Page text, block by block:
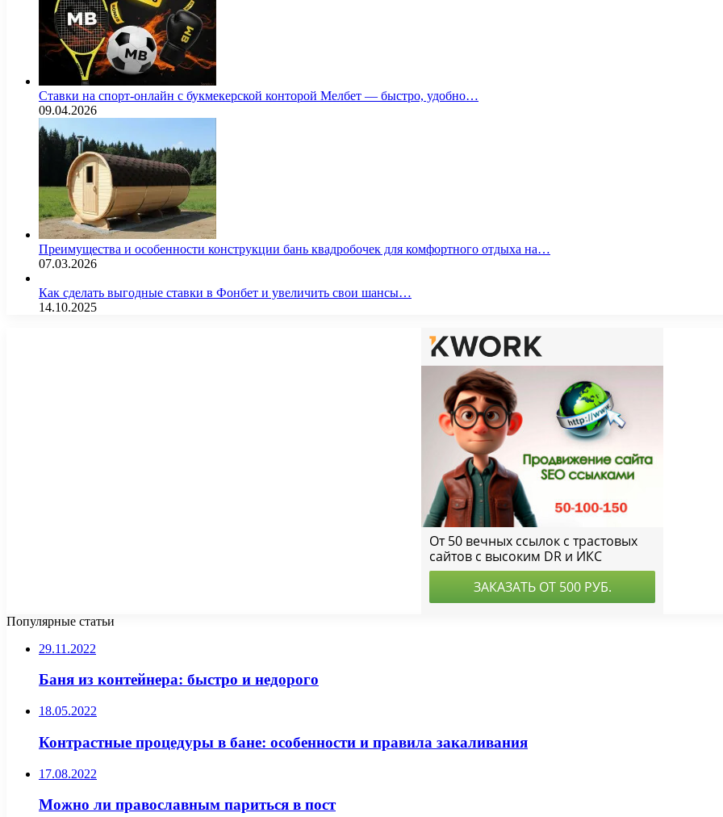
Ставки на спорт-онлайн с букмекерской конторой Мелбет — быстро, удобно…
09.04.2026
Преимущества и особенности конструкции бань квадробочек для комфортного отдыха на…
07.03.2026
Как сделать выгодные ставки в Фонбет и увеличить свои шансы…
14.10.2025
Популярные статьи
29.11.2022
Баня из контейнера: быстро и недорого
18.05.2022
Контрастные процедуры в бане: особенности и правила закаливания
17.08.2022
Можно ли православным париться в пост